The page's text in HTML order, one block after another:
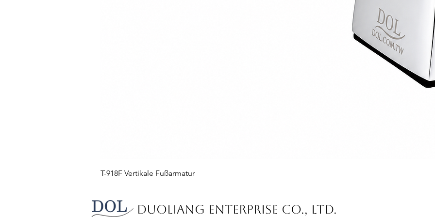
T-918F Vertikale Fußarmatur
Duoliang Enterprise Co., Ltd.